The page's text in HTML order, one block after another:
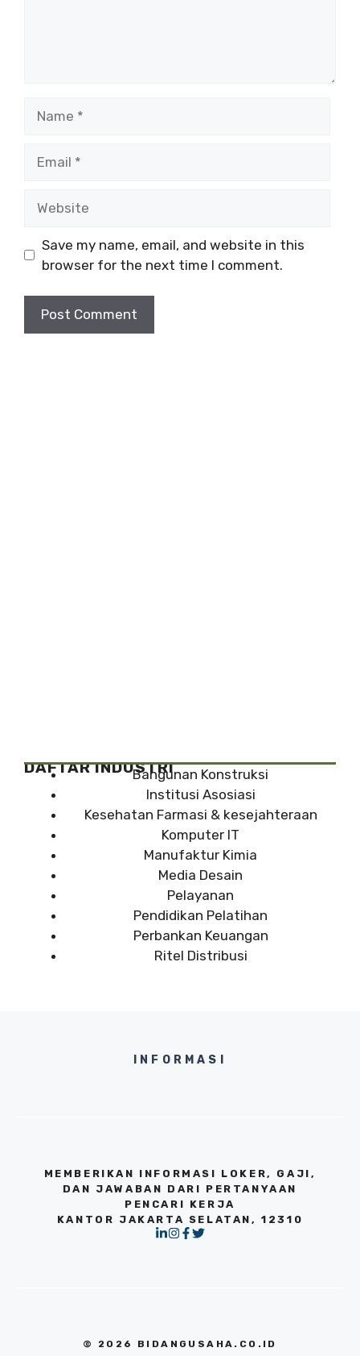
Save my name, email, and website in this
browser for the next time I comment.
DAFTAR INDUSTRIBangunan Konstruksi
Institusi Asosiasi
Kesehatan Farmasi & kesejahteraan
Komputer IT
Manufaktur Kimia
Media Desain
Pelayanan
Pendidikan Pelatihan
Perbankan Keuangan
Ritel Distribusi
INFORMASI
MEMBERIKAN INFORMASI LOKER, GAJI,
DAN JAWABAN DARI PERTANYAAN
PENCARI KERJA
KANTOR JAKARTA SELATAN, 12310
© 2026 BIDANGUSAHA.CO.ID